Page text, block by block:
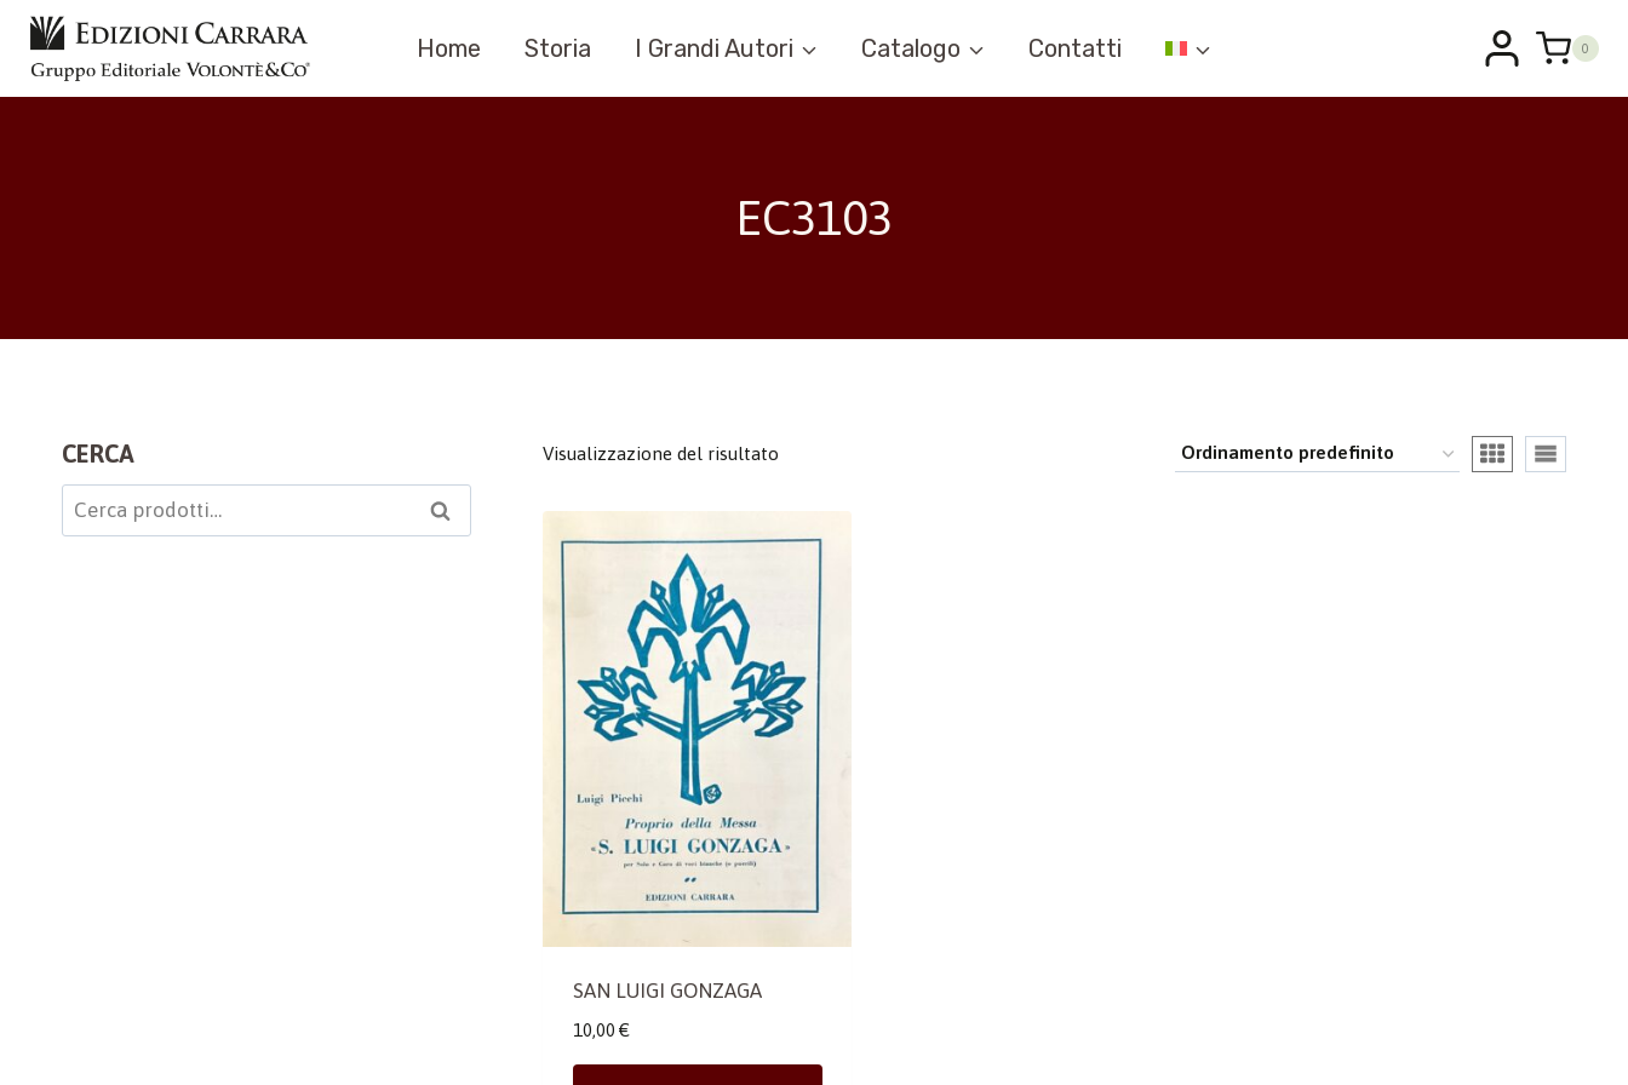
Salta
contenuto
Home Storia I Grandi Autori Catalogo Contatti 0
EC3103
Visualizzazione del risultato
SAN LUIGI GONZAGA
10,00 €
CERCA
Cerca: Cerca